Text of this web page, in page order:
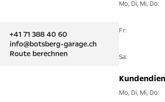
+41 71 388 40 60
info@botsberg-garage.ch
Route berechnen
Mo, Di, Mi, Do:
Fr:
Sa:
Mo, Di, Mi, Do: